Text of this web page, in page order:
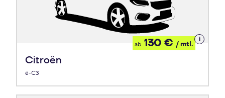
Citroën
ë-C3
ab 130 € / mtl.
Details
zum